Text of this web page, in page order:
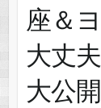
座＆
大丈
大公